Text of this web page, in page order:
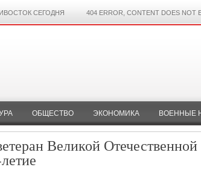
СЕГОДНЯ 404 ERROR, CONTENT DOES NOT
ОБЩЕСТВО ЭКОНОМИКА ВОЕННЫЕ
Великой